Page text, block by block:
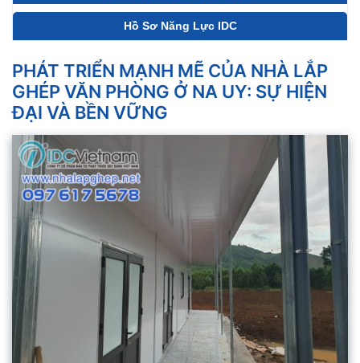
Hồ Sơ Năng Lực IDC
PHÁT TRIỂN MẠNH MẼ CỦA NHÀ LẮP
GHÉP VĂN PHÒNG Ở NA UY: SỰ HIỆN
ĐẠI VÀ BỀN VỮNG